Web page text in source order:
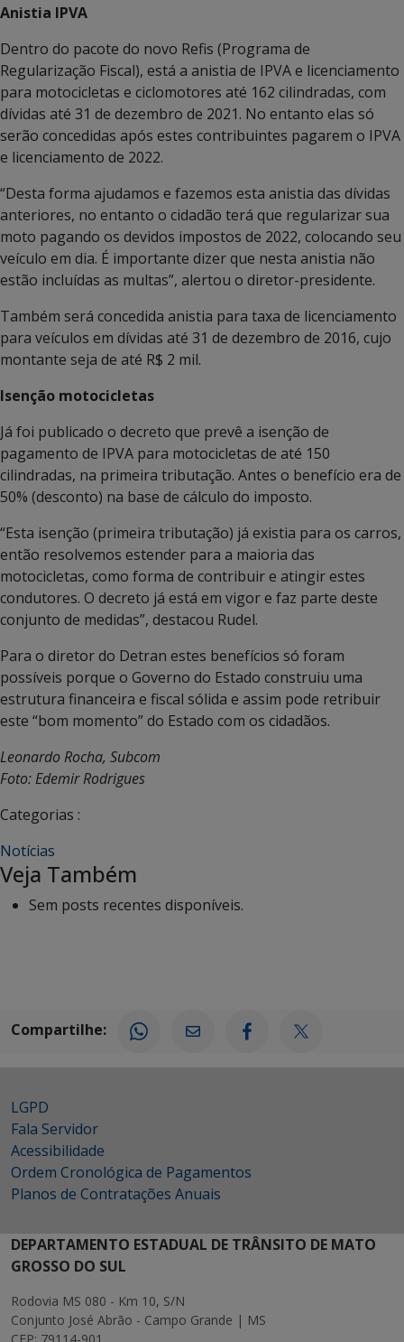
Anistia IPVA
Dentro do pacote do novo Refis (Programa de
Regularização Fiscal), está a anistia de IPVA e licenciamento
para motocicletas e ciclomotores até 162 cilindradas, com
dívidas até 31 de dezembro de 2021. No entanto elas só
serão concedidas após estes contribuintes pagarem o IPVA
e licenciamento de 2022.
“Desta forma ajudamos e fazemos esta anistia das dívidas
anteriores, no entanto o cidadão terá que regularizar sua
moto pagando os devidos impostos de 2022, colocando seu
veículo em dia. É importante dizer que nesta anistia não
estão incluídas as multas”, alertou o diretor-presidente.
Também será concedida anistia para taxa de licenciamento
para veículos em dívidas até 31 de dezembro de 2016, cujo
montante seja de até R$ 2 mil.
Isenção motocicletas
Já foi publicado o decreto que prevê a isenção de
pagamento de IPVA para motocicletas de até 150
cilindradas, na primeira tributação. Antes o benefício era de
50% (desconto) na base de cálculo do imposto.
“Esta isenção (primeira tributação) já existia para os carros,
então resolvemos estender para a maioria das
motocicletas, como forma de contribuir e atingir estes
condutores. O decreto já está em vigor e faz parte deste
conjunto de medidas”, destacou Rudel.
Para o diretor do Detran estes benefícios só foram
possíveis porque o Governo do Estado construiu uma
estrutura financeira e fiscal sólida e assim pode retribuir
este “bom momento” do Estado com os cidadãos.
Leonardo Rocha, Subcom
Foto: Edemir Rodrigues
Categorias :
Notícias
Veja Também
Sem posts recentes disponíveis.
Compartilhe:
LGPD
Fala Servidor
Acessibilidade
Ordem Cronológica de Pagamentos
Planos de Contratações Anuais
DEPARTAMENTO ESTADUAL DE TRÂNSITO DE MATO
GROSSO DO SUL
Rodovia MS 080 - Km 10, S/N
Conjunto José Abrão - Campo Grande | MS